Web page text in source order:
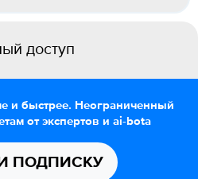
доступ
и быстрее. Неограниченный
от экспертов и ai-bota
ПОДПИСКУ